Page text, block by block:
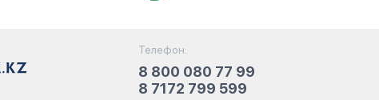
Телефон:
8 800 080 77 99
8 7172 799 599